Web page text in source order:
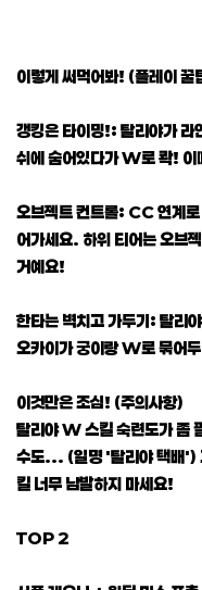
이렇게 써먹어봐! (플레이 꿀
갱킹은 타이밍!: 탈리야가 라
쉬에 숨어있다가 W로 콱!
오브젝트 컨트롤: CC 연계
어가세요. 하위 티어는 오브
거예요!
한타는 벽치고 가두기: 탈리
오카이가 궁이랑 W로 묶어
이것만은 조심! (주의사항)
탈리야 W 스킬 숙련도가 좀
수도... (일명 '탈리야 택배')
킬 너무 남발하지 마세요!
TOP 2